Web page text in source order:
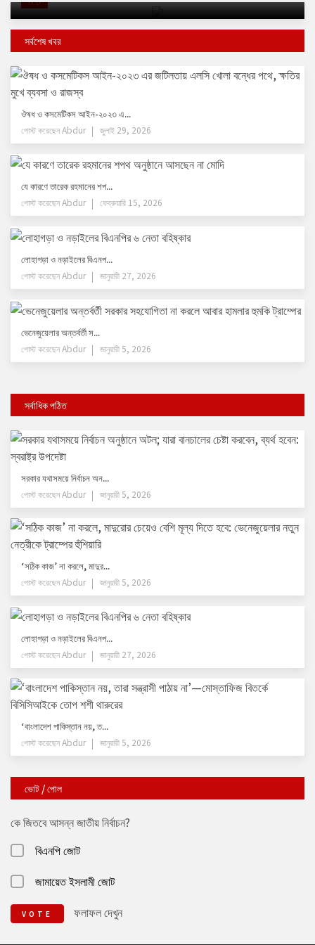
সর্বশেষ খবর
ঔষধ ও কসমেটিকস আইন-২০২৩ এ...
পোস্ট করেছেনAbdur জুলাই 29, 2026
যে কারণে তারেক রহমানের শপ...
পোস্ট করেছেনAbdur ফেব্রুয়ারি 15, 2026
লোহাগড়া ও নড়াইলের বিএনপ...
পোস্ট করেছেনAbdur জানুয়ারী 27, 2026
ভেনেজুয়েলার অন্তর্বর্তী স...
পোস্ট করেছেনAbdur জানুয়ারী 5, 2026
সর্বাধিক পঠিত
সরকার যথাসময়ে নির্বাচন অন...
পোস্ট করেছেনAbdur জানুয়ারী 5, 2026
‘সঠিক কাজ’ না করলে, মাদুর...
পোস্ট করেছেনAbdur জানুয়ারী 5, 2026
লোহাগড়া ও নড়াইলের বিএনপ...
পোস্ট করেছেনAbdur জানুয়ারী 27, 2026
‘বাংলাদেশ পাকিস্তান নয়, ত...
পোস্ট করেছেনAbdur জানুয়ারী 5, 2026
ভোট / পোল
কে জিতবে আসন্ন জাতীয় নির্বাচন?
বিএনপি জোট
জামায়েত ইসলামী জোট
VOTE ফলাফল দেখুন